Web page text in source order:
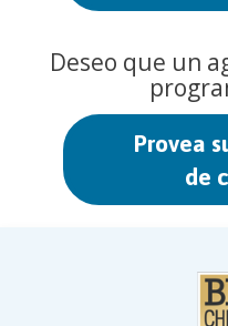
Deseo que un
Provea
de